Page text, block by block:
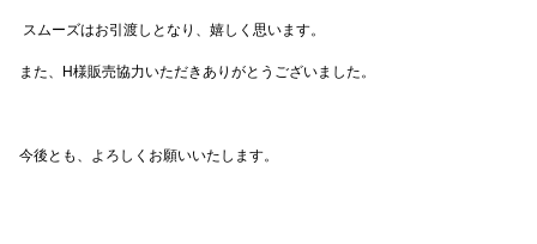
スムーズはお引渡しとなり、嬉しく思います。
また、 H様販売協力いただきありがとうございました。
今後とも、よろしくお願いいたします。